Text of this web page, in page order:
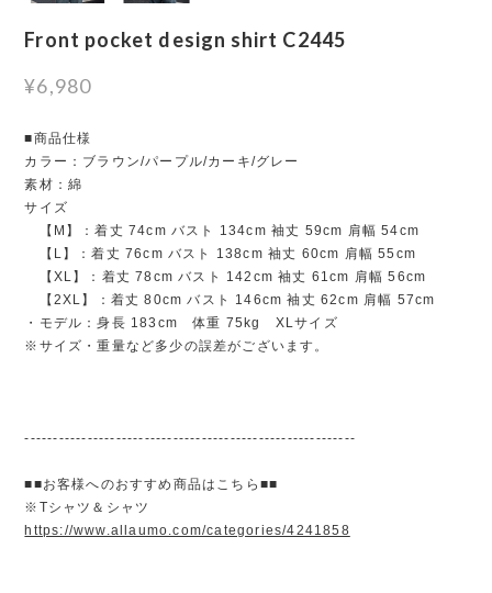
Front pocket design shirt C2445
¥6,980
■商品仕様
カラー：ブラウン/パープル/カーキ/グレー
素材：綿
サイズ
【M】：着丈 74cm バスト 134cm 袖丈 59cm 肩幅 54cm
【L】：着丈 76cm バスト 138cm 袖丈 60cm 肩幅 55cm
【XL】：着丈 78cm バスト 142cm 袖丈 61cm 肩幅 56cm
【2XL】：着丈 80cm バスト 146cm 袖丈 62cm 肩幅 57cm
・モデル：身長 183cm 体重 75kg XLサイズ
※サイズ・重量など多少の誤差がございます。
----------------------------------------------------------
■■お客様へのおすすめ商品はこちら■■
※Tシャツ＆シャツ
https://www.allaumo.com/categories/4241858